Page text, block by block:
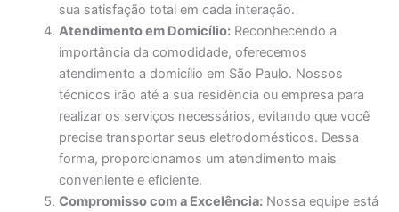
sua satisfação total em cada interação.
Atendimento em Domicílio: Reconhecendo a
importância da comodidade, oferecemos
atendimento a domicílio em São Paulo. Nossos
técnicos irão até a sua residência ou empresa para
realizar os serviços necessários, evitando que você
precise transportar seus eletrodomésticos. Dessa
forma, proporcionamos um atendimento mais
conveniente e eficiente.
Compromisso com a Excelência: Nossa equipe está